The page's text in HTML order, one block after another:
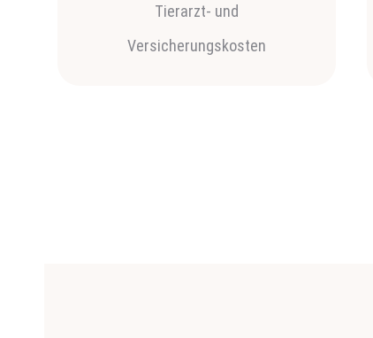
Tierarzt- und
Versicherungskosten